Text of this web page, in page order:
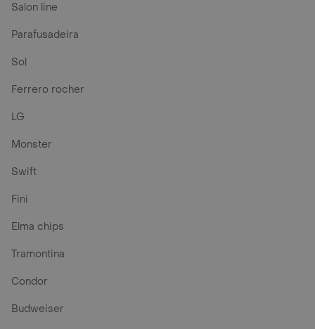
Salon line
Parafusadeira
Sol
Ferrero rocher
LG
Monster
Swift
Fini
Elma chips
Tramontina
Condor
Budweiser